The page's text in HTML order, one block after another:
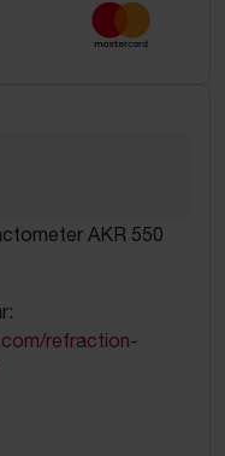
AKR 550
refraction-